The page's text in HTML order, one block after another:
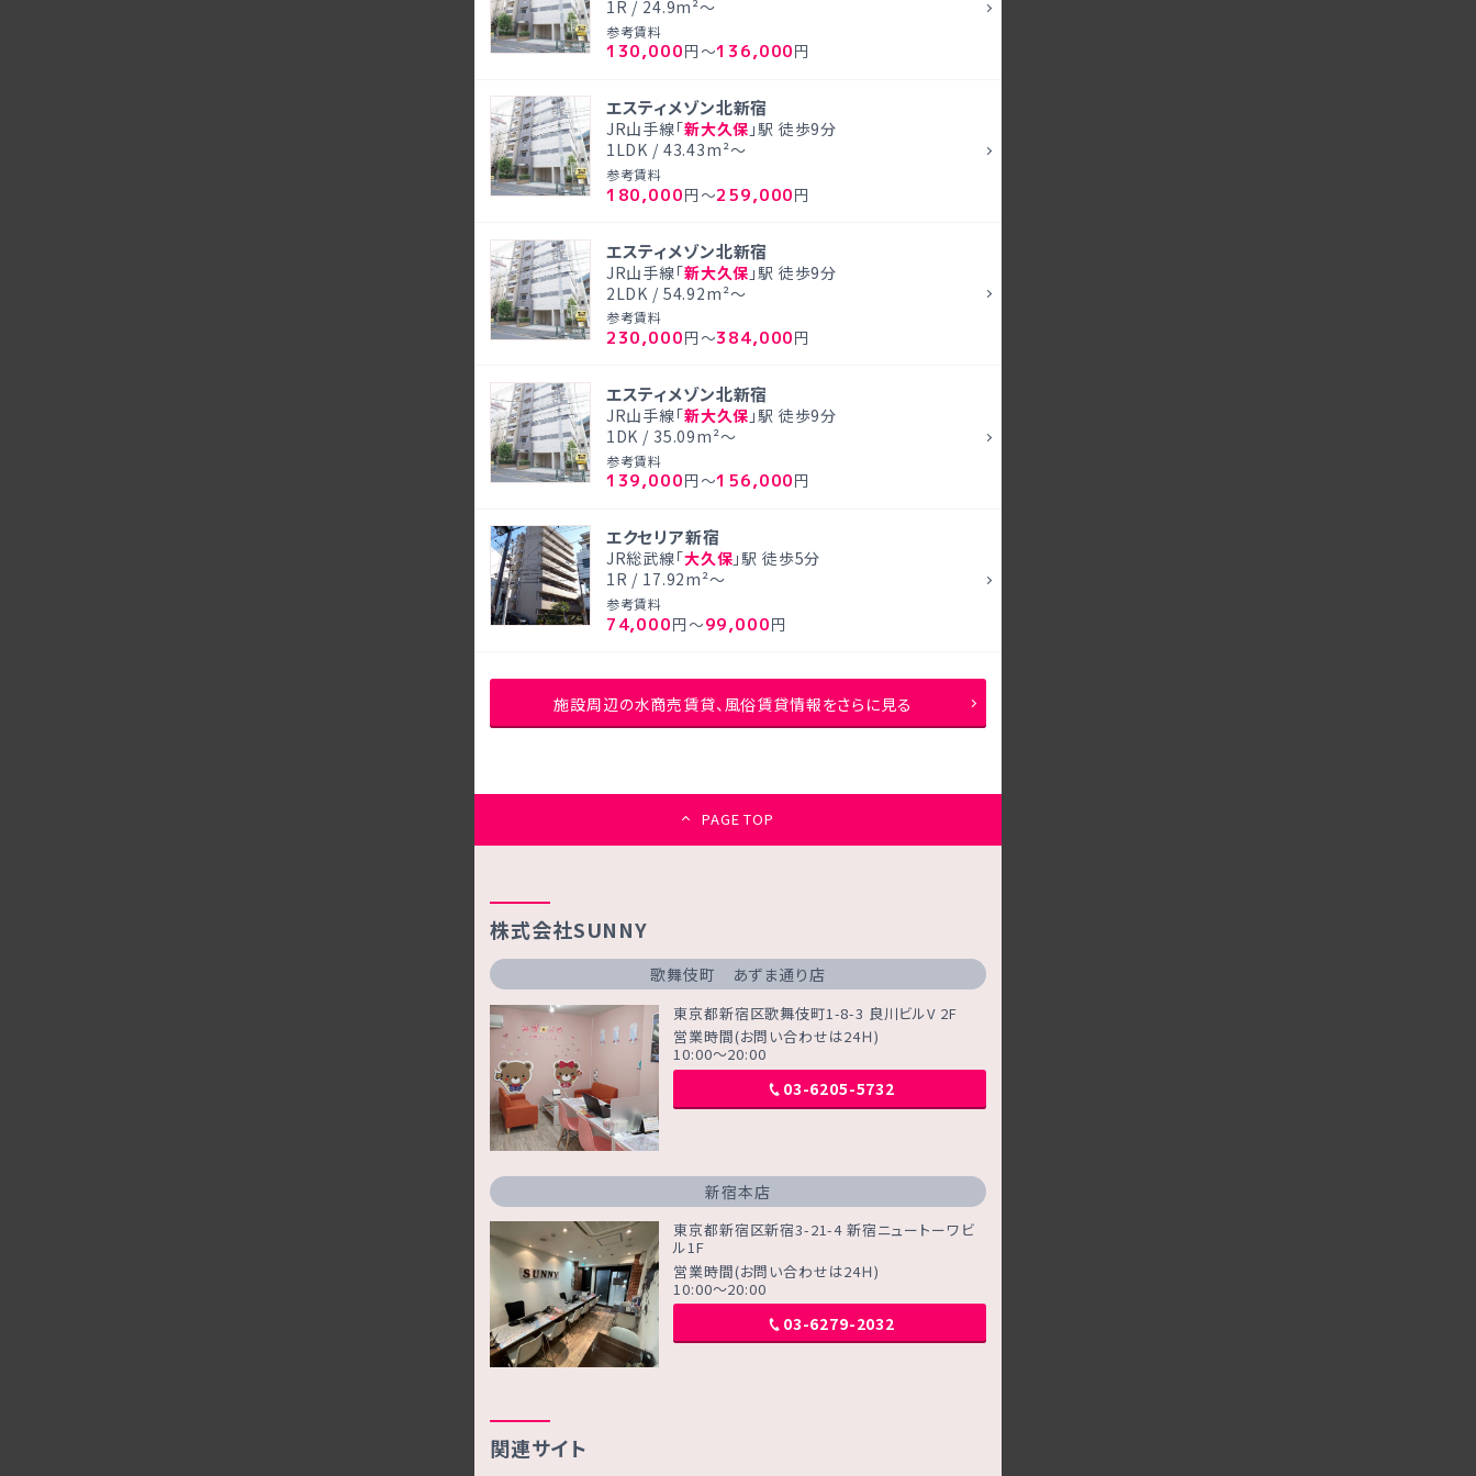
1R / 24.9m²～
参考賃料
130,000円～136,000円
エスティメゾン北新宿
JR山手線「新大久保 」駅 徒歩9分
1LDK / 43.43m²～
参考賃料
180,000円～259,000円
エスティメゾン北新宿
JR山手線「新大久保 」駅 徒歩9分
2LDK / 54.92m²～
参考賃料
230,000円～384,000円
エスティメゾン北新宿
JR山手線「新大久保 」駅 徒歩9分
1DK / 35.09m²～
参考賃料
139,000円～156,000円
エクセリア新宿
JR総武線「大久保 」駅 徒歩5分
1R / 17.92m²～
参考賃料
74,000円～99,000円
施設周辺の水商売賃貸、風俗賃貸情報をさらに見る
PAGE TOP
株式会社SUNNY
歌舞伎町 あずま通り店
東京都新宿区歌舞伎町1-8-3 良川ビルV 2F
営業時間(お問い合わせは24Ｈ)
10:00～20:00
03-6205-5732
新宿本店
東京都新宿区新宿3-21-4 新宿ニュートーワビ
ル1F
営業時間(お問い合わせは24Ｈ)
10:00～20:00
03-6279-2032
関連サイト